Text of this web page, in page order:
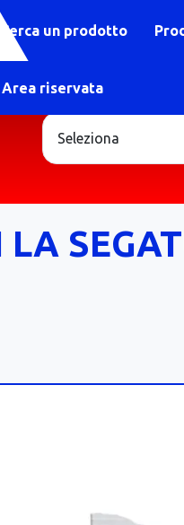
Cerca un prodotto
Area riservata
LA